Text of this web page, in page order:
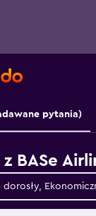
pytania)
BASe
dorosły,